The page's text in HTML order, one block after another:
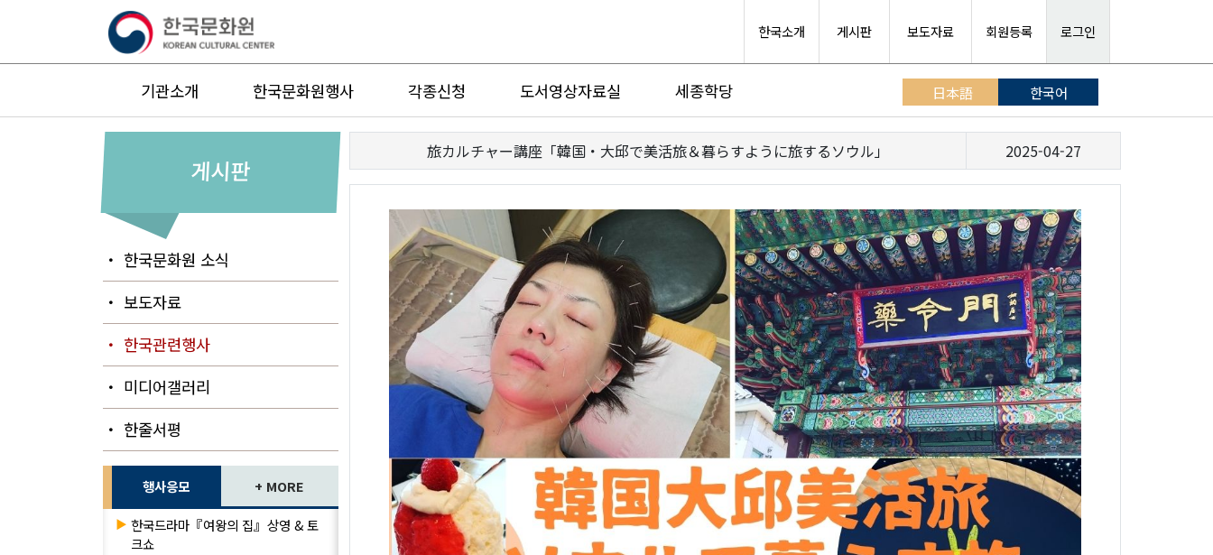
한국소개 게시판 보도자료 회원등록 로그인
기관소개 한국문화원행사 각종신청 도서영상자료실 세종학당 日本語 한국어
게시판
・ 한국문화원 소식
・ 보도자료
・ 한국관련행사
・ 미디어갤러리
・ 한줄서평
행사응모 + MORE
▶ 한국드라마『여왕의 집』상영 & 토
크쇼
旅カルチャー講座「韓国・大邱で美活旅＆暮らすように旅するソウル」 2025-04-27